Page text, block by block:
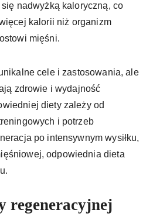
nadwyżką kaloryczną, co
kalorii niż organizm
mięśni.
cele i zastosowania, ale
zdrowie i wydajność
diety zależy od
i potrzeb
po intensywnym wysiłku,
odpowiednia dieta
regeneracyjnej